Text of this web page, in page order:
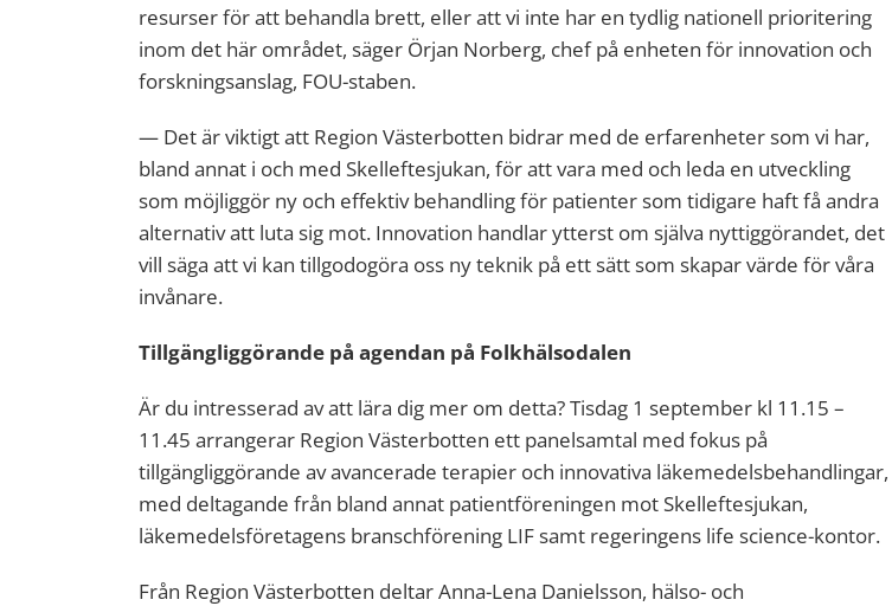
resurser för att behandla brett, eller att vi inte har en tydlig nationell prioritering
inom det här området, säger Örjan Norberg, chef på enheten för innovation och
forskningsanslag, FOU-staben.
— Det är viktigt att Region Västerbotten bidrar med de erfarenheter som vi har,
bland annat i och med Skelleftesjukan, för att vara med och leda en utveckling
som möjliggör ny och effektiv behandling för patienter som tidigare haft få andra
alternativ att luta sig mot. Innovation handlar ytterst om själva nyttiggörandet, det
vill säga att vi kan tillgodogöra oss ny teknik på ett sätt som skapar värde för våra
invånare.
Tillgängliggörande på agendan på Folkhälsodalen
Är du intresserad av att lära dig mer om detta? Tisdag 1 september kl 11.15 –
11.45 arrangerar Region Västerbotten ett panelsamtal med fokus på
tillgängliggörande av avancerade terapier och innovativa läkemedelsbehandlingar,
med deltagande från bland annat patientföreningen mot Skelleftesjukan,
läkemedelsföretagens branschförening LIF samt regeringens life science-kontor.
Från Region Västerbotten deltar Anna-Lena Danielsson, hälso- och